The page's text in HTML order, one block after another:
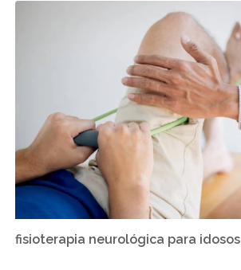
fisioterapia neurológica para idosos